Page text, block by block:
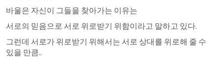
바울은 자신이 그들을 찾아가는 이유는
서로의 믿음으로 서로 위로받기 위함이라고 말하고 있다.
그런데 서로가 위로받기 위해서는 서로 상대를 위로해 줄 수
있을 만큼..